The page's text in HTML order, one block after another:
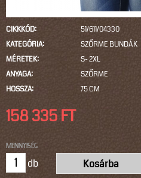
CIKKKÓD:
51/611/04330
KATEGÓRIA:
SZŐRME BUNDÁK
MÉRETEK:
S- 2XL
ANYAGA:
SZŐRME
HOSSZA:
75 CM
158 335 FT
MENNYISÉG